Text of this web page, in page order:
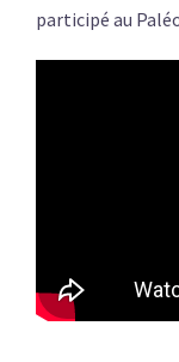
participé au